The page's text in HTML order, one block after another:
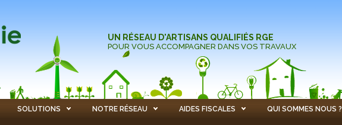
UN RÉSEAU D'ARTISANS QUALIFIÉS RGE
POUR VOUS ACCOMPAGNER DANS VOS TRAVAUX
SOLUTIONS NOTRE RÉSEAU AIDES FISCALES QUI SOMMES NOUS ?